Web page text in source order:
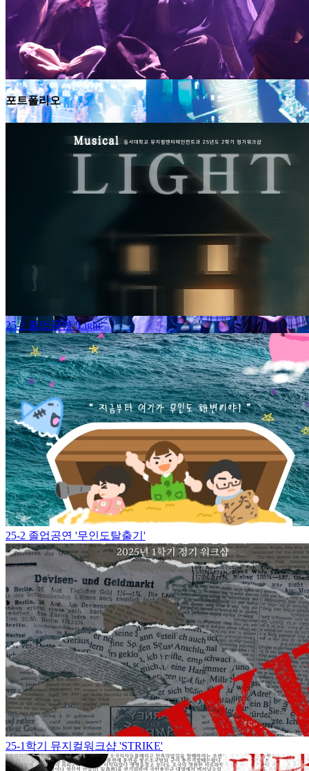
포트폴리오
25-2 졸업공연 'Light'
25-2 졸업공연 '무인도탈출기'
25-1학기 뮤지컬워크샵 'STRIKE'